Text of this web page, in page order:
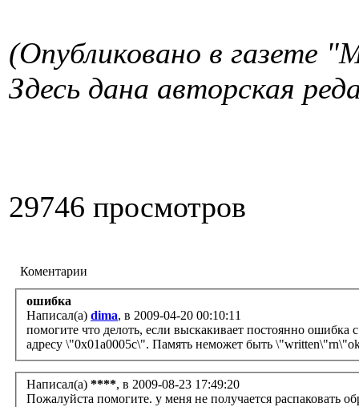
(Опубликовано в газете
Здесь дана авторская
29746 просмотров
Коментарии
ошибка
Написал(а) dima, в 2009-04-20 00:10:11
помогите что делоть, если выскакивает постоянно
адресу \"0х01a0005c\". Память неможет быть
Написал(а) ****, в 2009-08-23 17:49:20
Пожалуйста помогите. у меня не получается распаковать